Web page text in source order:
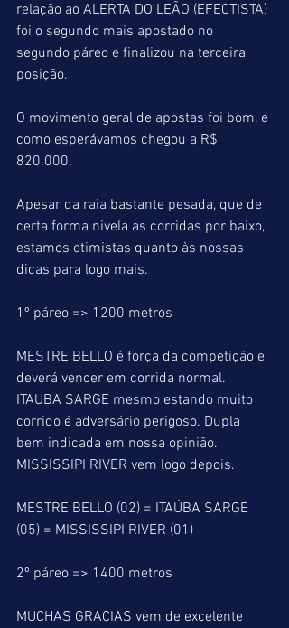
relação ao ALERTA DO LEÃO (EFECTISTA)
foi o segundo mais apostado no
segundo páreo e finalizou na terceira
posição.
O movimento geral de apostas foi bom, e
como esperávamos chegou a R$
820.000.
Apesar da raia bastante pesada, que de
certa forma nivela as corridas por baixo,
estamos otimistas quanto às nossas
dicas para logo mais.
1º páreo => 1200 metros
MESTRE BELLO é força da competição e
deverá vencer em corrida normal.
ITAUBA SARGE mesmo estando muito
corrido é adversário perigoso. Dupla
bem indicada em nossa opinião.
MISSISSIPI RIVER vem logo depois.
MESTRE BELLO (02) = ITAÚBA SARGE
(05) = MISSISSIPI RIVER (01)
2º páreo => 1400 metros
MUCHAS GRACIAS vem de excelente